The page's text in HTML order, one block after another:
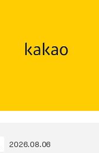
2026.08.06